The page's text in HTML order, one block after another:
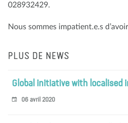
028932429.
Nous sommes impatient.e.s
PLUS DE NEWS
Global initiative with localised
06 avril 2020